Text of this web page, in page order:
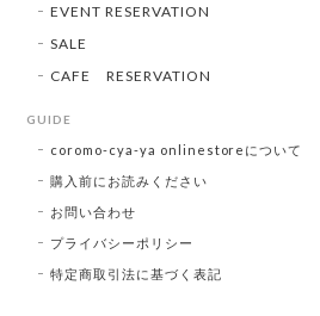
EVENT RESERVATION
SALE
CAFE RESERVATION
GUIDE
coromo-cya-ya onlinestoreについて
購入前にお読みください
お問い合わせ
プライバシーポリシー
特定商取引法に基づく表記